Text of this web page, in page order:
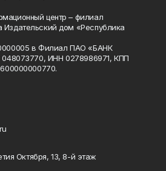
центр – филиал
Издательский дом «Республика
в Филиал ПАО «БАНК
ИНН 0278986971, КПП
Октября, 13, 8-й этаж